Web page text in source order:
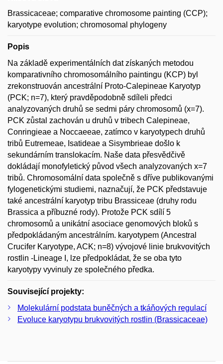
Brassicaceae; comparative chromosome painting (CCP);
karyotype evolution; chromosomal phylogeny
Popis
Na základě experimentálních dat získaných metodou
komparativního chromosomálního paintingu (KCP) byl
zrekonstruován ancestrální Proto-Calepineae Karyotyp
(PCK; n=7), který pravděpodobně sdíleli předci
analyzovaných druhů se sedmi páry chromosomů (x=7).
PCK zůstal zachován u druhů v tribech Calepineae,
Conringieae a Noccaeeae, zatímco v karyotypech druhů
tribů Eutremeae, Isatideae a Sisymbrieae došlo k
sekundárním translokacím. Naše data přesvědčivě
dokládají monofyletický původ všech analyzovaných x=7
tribů. Chromosomální data společně s dříve publikovanými
fylogenetickými studiemi, naznačují, že PCK představuje
také ancestrální karyotyp tribu Brassiceae (druhy rodu
Brassica a příbuzné rody). Protože PCK sdílí 5
chromosomů a unikátní asociace genomových bloků s
předpokládaným ancestrálním. karyotypem (Ancestral
Crucifer Karyotype, ACK; n=8) vývojové linie brukvovitých
rostlin -Lineage I, lze předpokládat, že se oba tyto
karyotypy vyvinuly ze společného předka.
Související projekty:
Molekulární podstata buněčných a tkáňových regulací
Evoluce karyotypu brukvovitých rostlin (Brassicaceae)